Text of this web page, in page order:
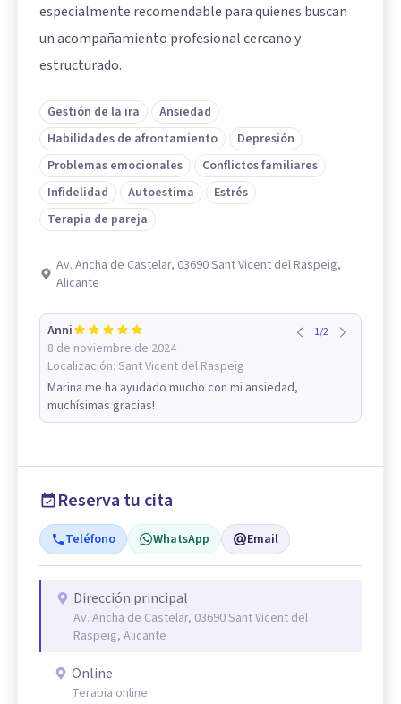
especialmente recomendable para quienes buscan
un acompañamiento profesional cercano y
estructurado.
Gestión de la ira
Ansiedad
Habilidades de afrontamiento
Depresión
Problemas emocionales
Conflictos familiares
Infidelidad
Autoestima
Estrés
Terapia de pareja
Av. Ancha de Castelar, 03690 Sant Vicent del Raspeig,
Alicante
Anni
8 de noviembre de 2024
Localización: Sant Vicent del Raspeig
1/2
Marina me ha ayudado mucho con mi ansiedad,
muchísimas gracias!
Reserva tu cita
Teléfono WhatsApp Email
Dirección principal
Av. Ancha de Castelar, 03690 Sant Vicent del
Raspeig, Alicante
Online
Terapia online